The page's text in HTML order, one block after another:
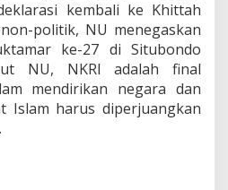
kembali ke Khittah
politik, NU menegaskan
ke-27 di Situbondo
NU, NKRI adalah final
mendirikan negara dan
Islam harus diperjuangkan